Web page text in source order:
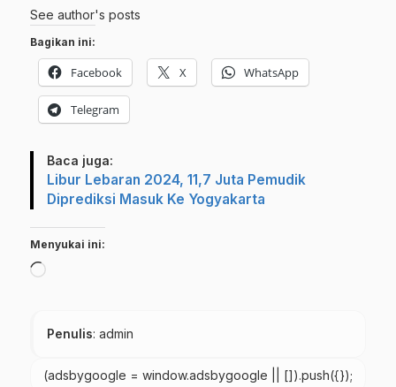
See author's posts
Bagikan ini:
Facebook X WhatsApp
Telegram
Baca juga:
Libur Lebaran 2024, 11,7 Juta Pemudik
Diprediksi Masuk Ke Yogyakarta
Menyukai ini:
Memuat...
Penulis: admin
(adsbygoogle = window.adsbygoogle || []).push({});